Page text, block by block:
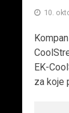
10.
EK-
za koje